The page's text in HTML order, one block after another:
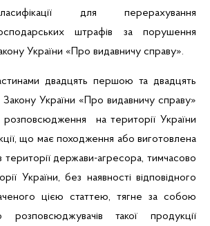
для перерахування
господарських штрафів за порушення
України «Про видавничу справу».
двадцять першою та двадцять
Закону України «Про видавничу справу»
на території України
що має походження або виготовлена
території держави-агресора, тимчасово
України, без наявності відповідного
цією статтею, тягне за собою
розповсюджувачів такої продукції